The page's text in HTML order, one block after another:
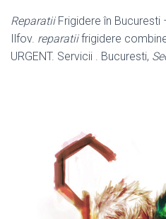
ReparatiiFrigidere în Bucuresti
Ilfov. reparatiifrigidere
URGENT. Servicii . Bucuresti,